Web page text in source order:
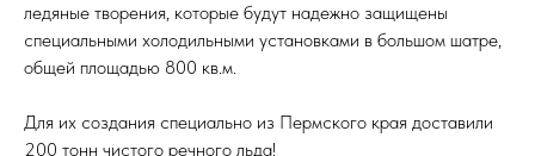
ледяные творения, которые будут надежно защищены
специальными холодильными установками в большом шатре,
общей площадью 800 кв.м.
Для их создания специально из Пермского края доставили
200 тонн чистого речного льда!